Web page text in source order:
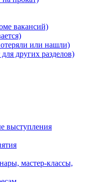
вакансий)
или нашли)
других разделов)
выступления
мастер-классы,